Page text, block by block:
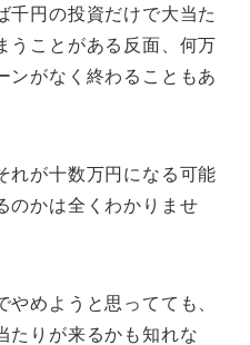
千円の投資だけで大当た
うことがある反面、何万
ンがなく終わることもあ
れが十数万円になる可能
のかは全くわかりませ
めようと思ってても、
たりが来るかも知れな